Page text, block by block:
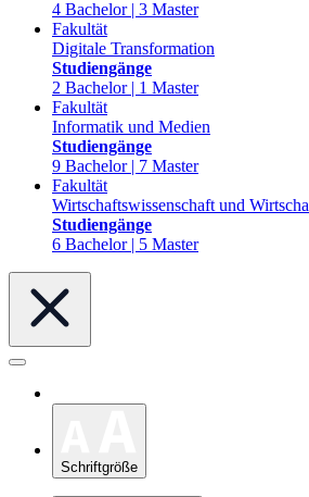
4 Bachelor | 3 Master
Fakultät
Digitale Transformation
Studiengänge
2 Bachelor | 1 Master
Fakultät
Informatik und Medien
Studiengänge
9 Bachelor | 7 Master
Fakultät
Wirtschaftswissenschaft und
Studiengänge
6 Bachelor | 5 Master
Schriftgröße